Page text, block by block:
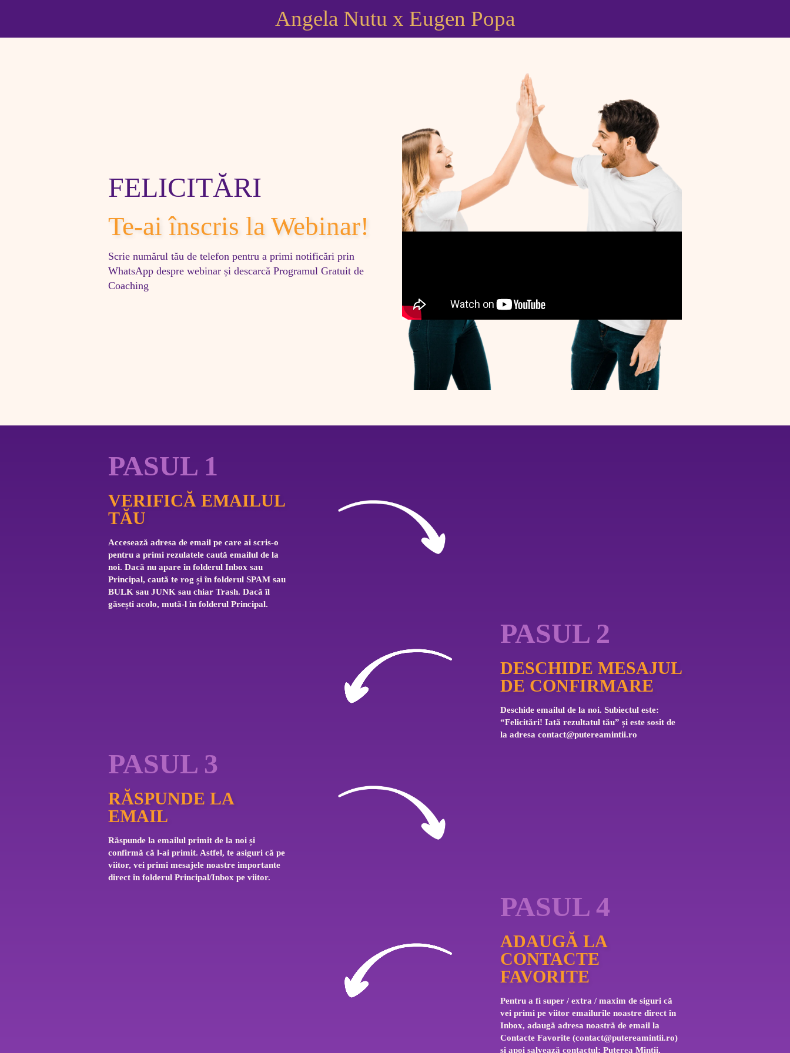
Angela Nutu x Eugen Popa
FELICITĂRI
Te-ai înscris la Webinar!
Scrie numărul tău de telefon pentru a primi notificări prin
WhatsApp despre webinar și descarcă Programul Gratuit de
Coaching
PASUL 1
VERIFICĂ EMAILUL
TĂU
Accesează adresa de email pe care ai scris-o
pentru a primi rezulatele caută emailul de la
noi. Dacă nu apare în folderul Inbox sau
Principal, caută te rog și în folderul SPAM sau
BULK sau JUNK sau chiar Trash. Dacă îl
găsești acolo, mută-l în folderul Principal.
PASUL 2
DESCHIDE MESAJUL
DE CONFIRMARE
Deschide emailul de la noi. Subiectul este:
“Felicitări! Iată rezultatul tău” și este sosit de
la adresa contact@putereamintii.ro
PASUL 3
RĂSPUNDE LA
EMAIL
Răspunde la emailul primit de la noi și
confirmă că l-ai primit. Astfel, te asiguri că pe
viitor, vei primi mesajele noastre importante
direct în folderul Principal/Inbox pe viitor.
PASUL 4
ADAUGĂ LA
CONTACTE
FAVORITE
Pentru a fi super / extra / maxim de siguri că
vei primi pe viitor emailurile noastre direct în
Inbox, adaugă adresa noastră de email la
Contacte Favorite (contact@putereamintii.ro)
și apoi salvează contactul: Puterea Mintii.